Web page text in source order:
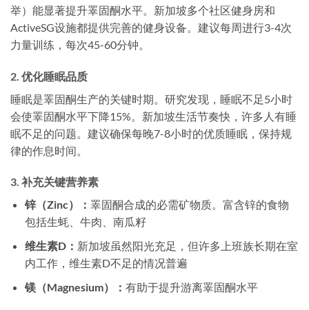
举）能显著提升睪固酮水平。新加坡多个社区健身房和
ActiveSG设施都提供完善的健身设备。建议每周进行3-4次
力量训练，每次45-60分钟。
2. 优化睡眠品质
睡眠是睪固酮生产的关键时期。研究发现，睡眠不足5小时
会使睪固酮水平下降15%。新加坡生活节奏快，许多人有睡
眠不足的问题。建议确保每晚7-8小时的优质睡眠，保持规
律的作息时间。
3. 补充关键营养素
锌（Zinc）： 睪固酮合成的必需矿物质。富含锌的食物
包括生蚝、牛肉、南瓜籽
维生素D： 新加坡虽然阳光充足，但许多上班族长期在室
内工作，维生素D不足的情况普遍
镁（Magnesium）： 有助于提升游离睪固酮水平